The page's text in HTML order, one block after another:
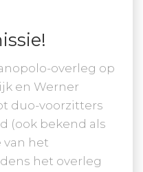
overleg op
en Werner
duo-voorzitters
(ook bekend als
het
het overleg